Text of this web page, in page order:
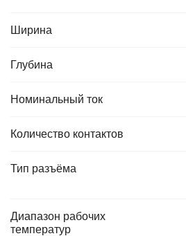
Ширина
Глубина
Номинальный ток
Количество контактов
Тип разъёма
Диапазон рабочих
температур